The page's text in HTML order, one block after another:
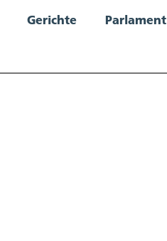
Gerichte Parlament